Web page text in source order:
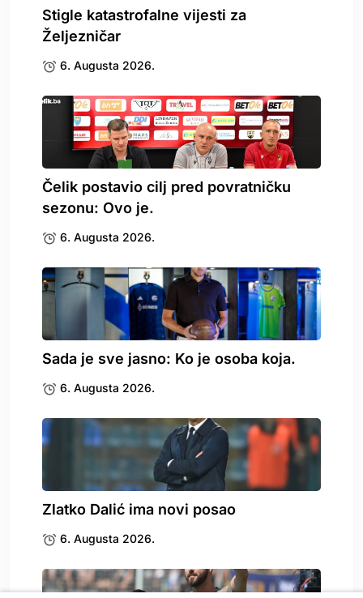
Stigle katastrofalne vijesti za
Željezničar
6. Augusta 2026.
Čelik postavio cilj pred povratničku
sezonu: Ovo je.
6. Augusta 2026.
Sada je sve jasno: Ko je osoba koja.
6. Augusta 2026.
Zlatko Dalić ima novi posao
6. Augusta 2026.